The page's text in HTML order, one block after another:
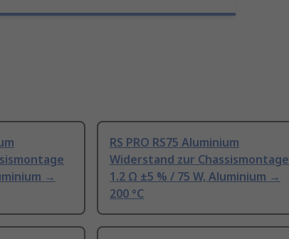
→
RS PRO RS75 Aluminium
Widerstand zur Chassismontage
1.2 Ω ±5 % / 75 W, Aluminium →
200 °C